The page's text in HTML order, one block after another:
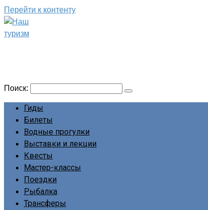
Перейти к контенту
Поиск:
Гиды
Билеты
Водные прогулки
Выставки и лекции
Квесты
Мастер-классы
Поездки
Рыбалка
Трансферы